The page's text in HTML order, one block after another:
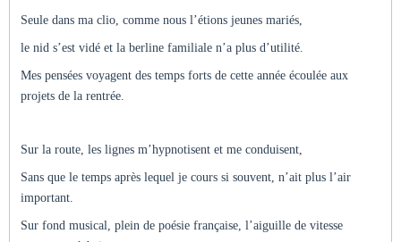
Seule dans ma clio, comme nous l’étions jeunes mariés,
le nid s’est vidé et la berline familiale n’a plus d’utilité.
Mes pensées voyagent des temps forts de cette année écoulée aux
projets de la rentrée.
Sur la route, les lignes m’hypnotisent et me conduisent,
Sans que le temps après lequel je cours si souvent, n’ait plus l’air
important.
Sur fond musical, plein de poésie française, l’aiguille de vitesse